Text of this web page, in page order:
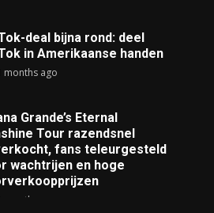
deal bijna rond: deel
in Amerikaanse handen
months ago
Grande’s Eternal
Tour razendsnel
fans teleurgesteld
wachtrijen en hoge
months ago